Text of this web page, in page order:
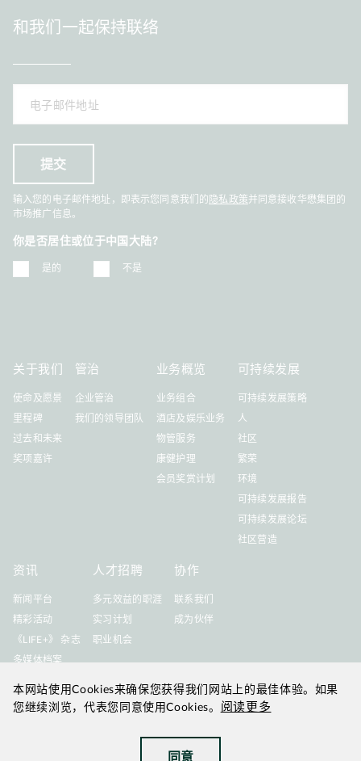
和我们一起保持联络
输入您的电子邮件地址，即表示您同意我们的 隐私政策并同意接收华懋集团的
市场推广信息。
你是否居住或位于中国大陆?
是的 不是
本网站使用Cookies来确保您获得我们网站上的最佳体验。如果
您继续浏览，代表您同意使用Cookies。 阅读更多
同意
关于我们
使命及愿景
里程碑
过去和未来
奖项嘉许
管治
企业管治
我们的领导团队
业务概览
业务组合
酒店及娱乐业务
物管服务
康健护理
会员奖赏计划
可持续发展
可持续发展策略
人
社区
繁荣
环境
可持续发展报告
可持续发展论坛
社区营造
资讯
新闻平台
精彩活动
《LIFE+》 杂志
多媒体档案
人才招聘
多元效益的职涯
实习计划
职业机会
协作
联系我们
成为伙伴
华懋为华懋集团